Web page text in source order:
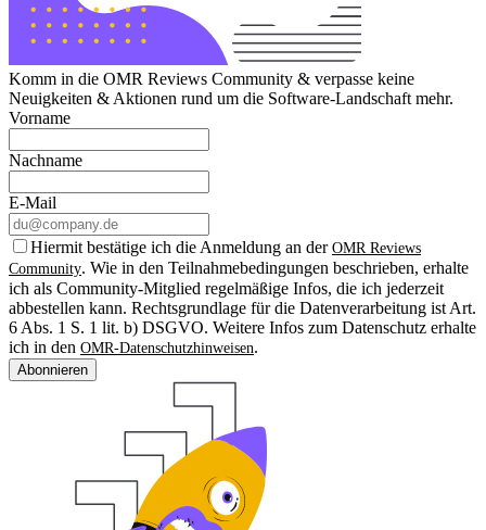
Komm in die OMR Reviews Community & verpasse keine
Neuigkeiten & Aktionen rund um die Software-Landschaft mehr.
Vorname
Nachname
E-Mail
Hiermit bestätige ich die Anmeldung an der OMR Reviews
Community. Wie in den Teilnahmebedingungen beschrieben, erhalte
ich als Community-Mitglied regelmäßige Infos, die ich jederzeit
abbestellen kann. Rechtsgrundlage für die Datenverarbeitung ist Art.
6 Abs. 1 S. 1 lit. b) DSGVO. Weitere Infos zum Datenschutz erhalte
ich in den OMR-Datenschutzhinweisen.
Abonnieren